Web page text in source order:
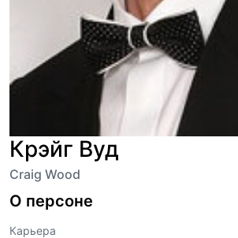
Крэйг Вуд
Craig Wood
О персоне
Карьера